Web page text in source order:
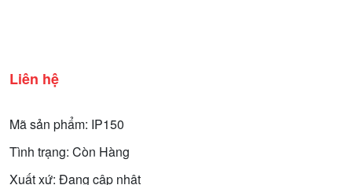
Liên hệ
Mã sản phẩm: IP150
Tình trạng: Còn Hàng
Xuất xứ: Đang cập nhật